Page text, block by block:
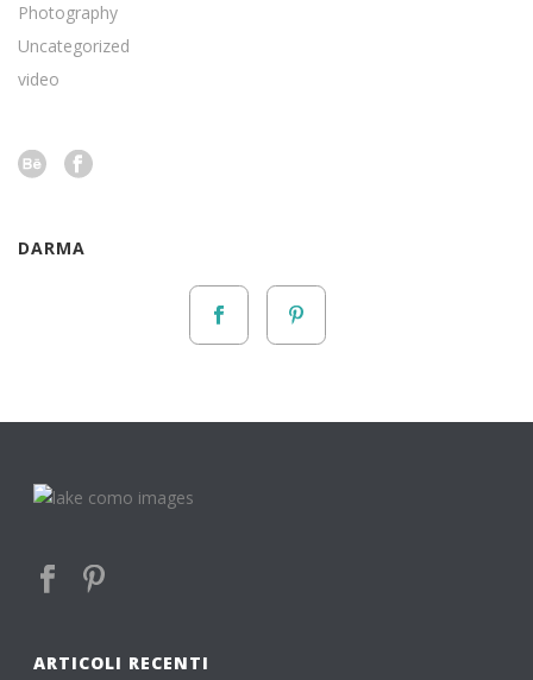
Photography
Uncategorized
video
DARMA
ARTICOLI RECENTI